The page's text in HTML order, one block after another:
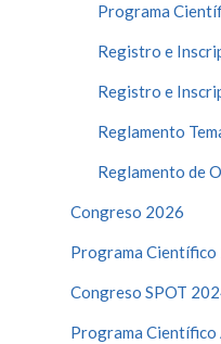
Programa
Registro e
Registro e
Reglamento
Reglamento de
Congreso 2026
Programa
Congreso SPOT
Programa Científico